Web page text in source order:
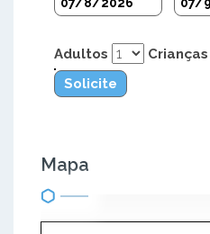
Adultos
Crianças
Solicite
Mapa